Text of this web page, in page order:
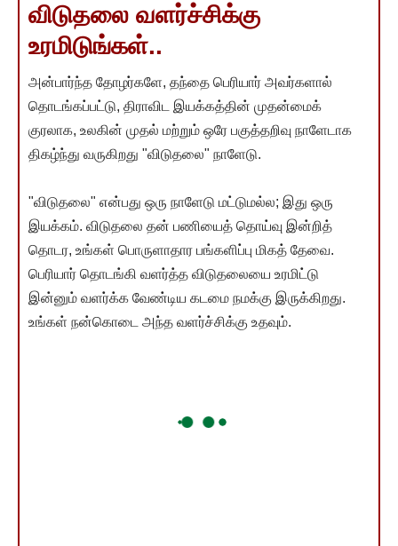
விடுதலை வளர்ச்சிக்கு
உரமிடுங்கள்..
அன்பார்ந்த தோழர்களே, தந்தை பெரியார் அவர்களால்
தொடங்கப்பட்டு, திராவிட இயக்கத்தின் முதன்மைக்
குரலாக, உலகின் முதல் மற்றும் ஒரே பகுத்தறிவு நாளேடாக
திகழ்ந்து வருகிறது "விடுதலை" நாளேடு.
"விடுதலை" என்பது ஒரு நாளேடு மட்டுமல்ல; இது ஒரு
இயக்கம். விடுதலை தன் பணியைத் தொய்வு இன்றித்
தொடர, உங்கள் பொருளாதார பங்களிப்பு மிகத் தேவை.
பெரியார் தொடங்கி வளர்த்த விடுதலையை உரமிட்டு
இன்னும் வளர்க்க வேண்டிய கடமை நமக்கு இருக்கிறது.
உங்கள் நன்கொடை அந்த வளர்ச்சிக்கு உதவும்.